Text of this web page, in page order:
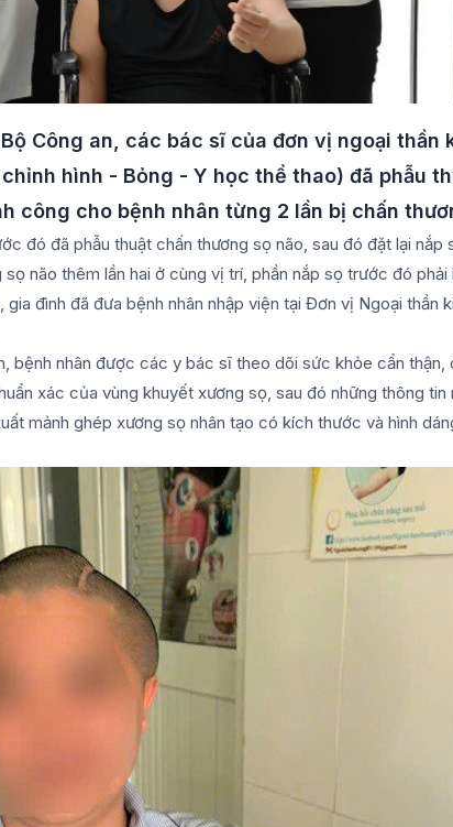
Công an, các bác sĩ của đơn vị ngoại thần
hình - Bỏng - Y học thể thao) đã phẫu
công cho bệnh nhân từng 2 lần bị chấn
đó đã phẫu thuật chấn thương sọ não, sau đó đặt lại nắp
não thêm lần hai ở cùng vị trí, phần nắp sọ trước đó phải
đình đã đưa bệnh nhân nhập viện tại Đơn vị Ngoại thần
bệnh nhân được các y bác sĩ theo dõi sức khỏe cẩn thận,
xác của vùng khuyết xương sọ, sau đó những thông
mảnh ghép xương sọ nhân tạo có kích thước và hình